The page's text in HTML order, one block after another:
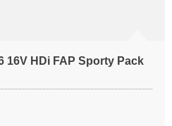
16V HDi FAP Sporty Pack